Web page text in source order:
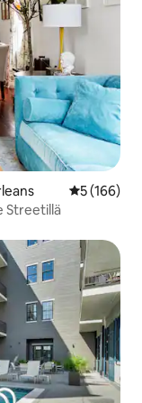
5 (166)
Streetillä